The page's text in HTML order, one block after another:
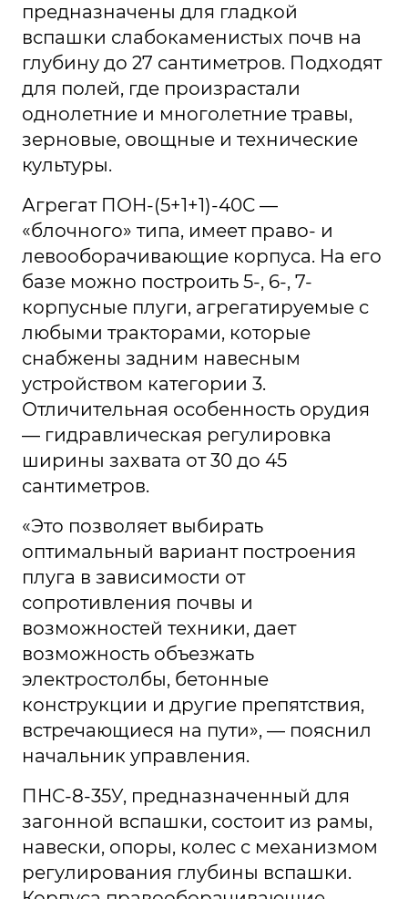
предназначены для гладкой
вспашки слабокаменистых почв на
глубину до 27 сантиметров. Подходят
для полей, где произрастали
однолетние и многолетние травы,
зерновые, овощные и технические
культуры.
Агрегат ПОН-(5+1+1)-40С —
«блочного» типа, имеет право- и
левооборачивающие корпуса. На его
базе можно построить 5-, 6-, 7-
корпусные плуги, агрегатируемые с
любыми тракторами, которые
снабжены задним навесным
устройством категории 3.
Отличительная особенность орудия
— гидравлическая регулировка
ширины захвата от 30 до 45
сантиметров.
«Это позволяет выбирать
оптимальный вариант построения
плуга в зависимости от
сопротивления почвы и
возможностей техники, дает
возможность объезжать
электростолбы, бетонные
конструкции и другие препятствия,
встречающиеся на пути», — пояснил
начальник управления.
ПНС-8-35У, предназначенный для
загонной вспашки, состоит из рамы,
навески, опоры, колес с механизмом
регулирования глубины вспашки.